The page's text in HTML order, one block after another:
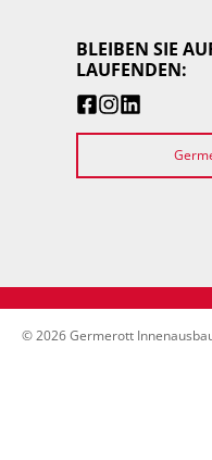
BLEIBEN SIE
LAUFENDEN:
© 2026 Germerott